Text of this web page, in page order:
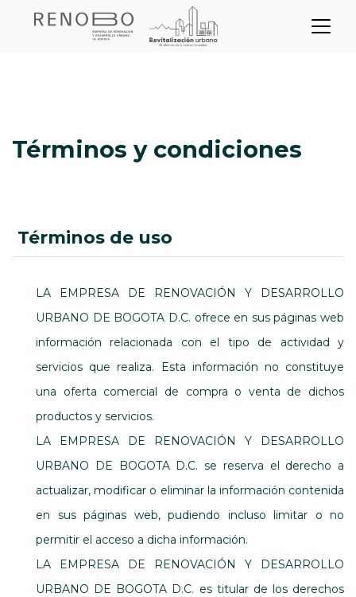
Sitio Web Empresa de
Términos y condiciones
Términos y condiciones
términos de uso
LA EMPRESA DE RENOVACIÓN Y DESARROLLO
URBANO DE BOGOTA D.C. ofrece en sus páginas web
información relacionada con el tipo de actividad y
servicios que realiza. Esta información no constituye
una oferta comercial de compra o venta de dichos
productos y servicios.
LA EMPRESA DE RENOVACIÓN Y DESARROLLO
URBANO DE BOGOTA D.C. se reserva el derecho a
actualizar, modificar o eliminar la información contenida
en sus páginas web, pudiendo incluso limitar o no
permitir el acceso a dicha información.
LA EMPRESA DE RENOVACIÓN Y DESARROLLO
URBANO DE BOGOTA D.C. es titular de los derechos